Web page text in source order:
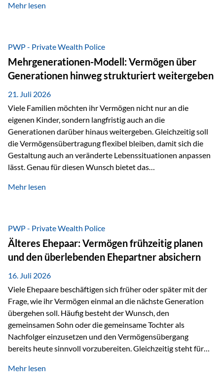
als Versicherungsnehmer einzusetzen, sowie eine
Abwicklung für Vertriebspartner deutlich effizienter
gestaltet. Anträge werden direkt elektronisch übermittelt,
Medienbrüche reduziert und die weitere Bearbeitung
beschleunigt. Ab sofort können auch juristische Personen,
wie Kapitalgesellschaften oder Stiftungen, als
Versicherungsnehmer eingesetzt werden. Damit erweitert
die Vienna-Life die Einsatzmöglichkeiten der Private Wealth
Police insbesondere für…
Mehr lesen
PWP - Private Wealth Police
Mehrgenerationen-Modell: Vermögen über
Generationen hinweg strukturiert weitergeben
21. Juli 2026
Viele Familien möchten ihr Vermögen nicht nur an die
eigenen Kinder, sondern langfristig auch an die
Generationen darüber hinaus weitergeben. Gleichzeitig soll
die Vermögensübertragung flexibel bleiben, damit sich die
Gestaltung auch an veränderte Lebenssituationen anpassen
lässt. Genau für diesen Wunsch bietet das
Vienna-Life eine interessante Lösung. Es ermöglicht,
Ausgangssituation Stellen Sie sich folgende Familie vor: Die
Großeltern haben über viele Jahre Vermögen aufgebaut. Ihr
Wunsch ist es, dieses Vermögen nicht nur den eigenen
Kindern, sondern langfristig auch den Enkeln zukommen zu…
Mehr lesen
PWP - Private Wealth Police
Älteres Ehepaar: Vermögen frühzeitig planen
und den überlebenden Ehepartner absichern
16. Juli 2026
Viele Ehepaare beschäftigen sich früher oder später mit der
Frage, wie ihr Vermögen einmal an die nächste Generation
übergehen soll. Häufig besteht der Wunsch, den
gemeinsamen Sohn oder die gemeinsame Tochter als
Nachfolger einzusetzen und den Vermögensübergang
bereits heute sinnvoll vorzubereiten. Gleichzeitig steht für
passiert, wenn einer der beiden verstirbt? Der überlebende
Mehr lesen